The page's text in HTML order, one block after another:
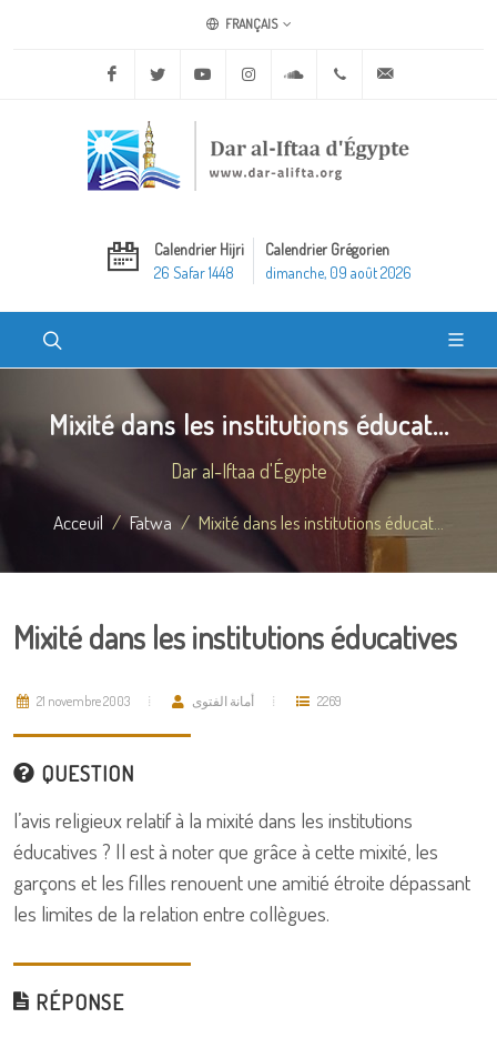
FRANÇAIS
Facebook Twitter Youtube Instagram Soundcloud+20 2 25970400
Calendrier Hijri
26 Safar 1448
Calendrier Grégorien
dimanche, 09 août 2026
Mixité dans les institutions éducat...
Dar al-Iftaa d'Égypte
Acceuil Fatwa Mixité dans les institutions éducat...
Mixité dans les institutions éducatives
21 novembre 2003 أمانة الفتوى 2269
QUESTION
l’avis religieux relatif à la mixité dans les institutions
éducatives ? Il est à noter que grâce à cette mixité, les
garçons et les filles renouent une amitié étroite dépassant
les limites de la relation entre collègues.
RÉPONSE